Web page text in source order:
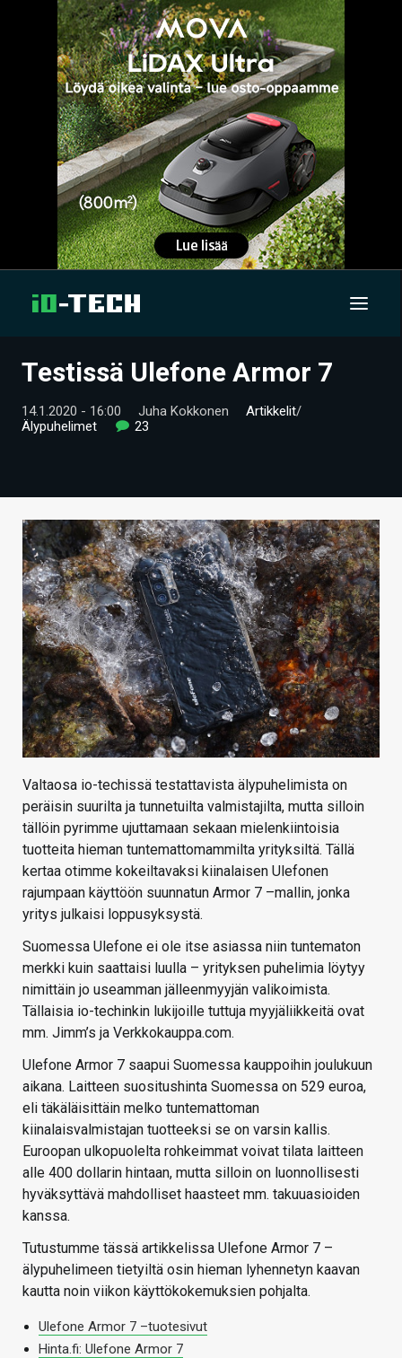
UUTISET
ARTIKKELIT
TECHBBS
TIETOA
HINTA.FI
KAUPPA
VAIHDA TEEMA
HAKU
Testissä Ulefone Armor 7
14.1.2020 - 16:00 Juha Kokkonen Artikkelit/
Älypuhelimet
23
Valtaosa io-techissä testattavista älypuhelimista on
peräisin suurilta ja tunnetuilta valmistajilta, mutta silloin
tällöin pyrimme ujuttamaan sekaan mielenkiintoisia
tuotteita hieman tuntemattomammilta yrityksiltä. Tällä
kertaa otimme kokeiltavaksi kiinalaisen Ulefonen
rajumpaan käyttöön suunnatun Armor 7 –mallin, jonka
yritys julkaisi loppusyksystä.
Suomessa Ulefone ei ole itse asiassa niin tuntematon
merkki kuin saattaisi luulla – yrityksen puhelimia löytyy
nimittäin jo useamman jälleenmyyjän valikoimista.
Tällaisia io-techinkin lukijoille tuttuja myyjäliikkeitä ovat
mm. Jimm’s ja Verkkokauppa.com.
Ulefone Armor 7 saapui Suomessa kauppoihin joulukuun
aikana. Laitteen suositushinta Suomessa on 529 euroa,
eli täkäläisittäin melko tuntemattoman
kiinalaisvalmistajan tuotteeksi se on varsin kallis.
Euroopan ulkopuolelta rohkeimmat voivat tilata laitteen
alle 400 dollarin hintaan, mutta silloin on luonnollisesti
hyväksyttävä mahdolliset haasteet mm. takuuasioiden
kanssa.
Tutustumme tässä artikkelissa Ulefone Armor 7 –
älypuhelimeen tietyiltä osin hieman lyhennetyn kaavan
kautta noin viikon käyttökokemuksien pohjalta.
Ulefone Armor 7 –tuotesivut
Hinta.fi: Ulefone Armor 7